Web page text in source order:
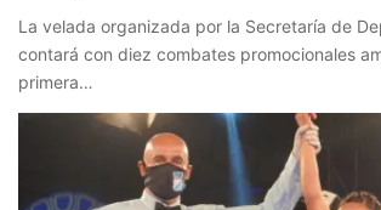
La velada organizada por la Secretaría de
contará con diez combates promocionales
primera…